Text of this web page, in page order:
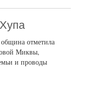
отметила
Миквы,
и проводы